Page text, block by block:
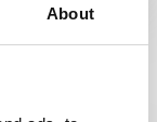
About